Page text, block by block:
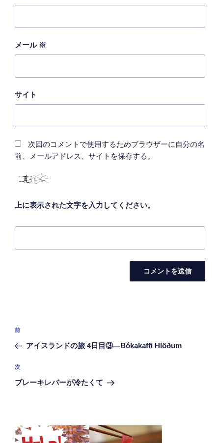
メール ※
サイト
次回のコメントで使用するためブラウザーに自分の名
前、メールアドレス、サイトを保存する。
上に表示された文字を入力してください。
投
ナ
ビ
ゲ
ン
前
の
稿
前
アイスランドの旅 4日目③―Bókakaffi Hlöðum
次
の
次
ブレーキレバーが冷たくて